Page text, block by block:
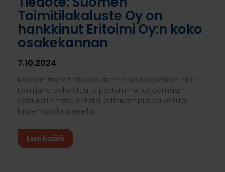
Toimitilakaluste Oy on
hankkinut Eritoimi Oy:n koko
osakekannan
7.10.2024
Kaupan myötä Stokan asema sisälogistiikan alan
toimijana vahvistuu ja pystymme tarjoamaan
asiakkaillemme entistä kattavampia palveluita
laajemmalla alueella.
Lue lisää